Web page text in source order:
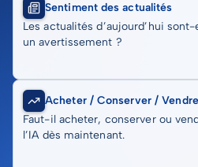
Sentiment des actualités
Les actualités d’aujourd’hui
un avertissement ?
Acheter / Conserver / Vendre
Faut-il acheter, conserver ou
l’IA dès maintenant.